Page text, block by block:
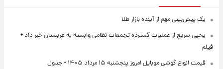
یک پیش‌بینی مهم از آینده بازار طلا
یحیی سریع از عملیات گسترده تجمعات نظامی وابسته به عربستان خبر داد +
فیلم
قیمت انواع گوشی موبایل امروز پنجشنبه ۱۵ مرداد ۱۴۰۵ + جدول